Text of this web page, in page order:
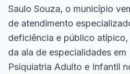
Saulo Souza, o município
de atendimento
deficiência e público
da ala de especialidades
Psiquiatria Adulto e Infantil